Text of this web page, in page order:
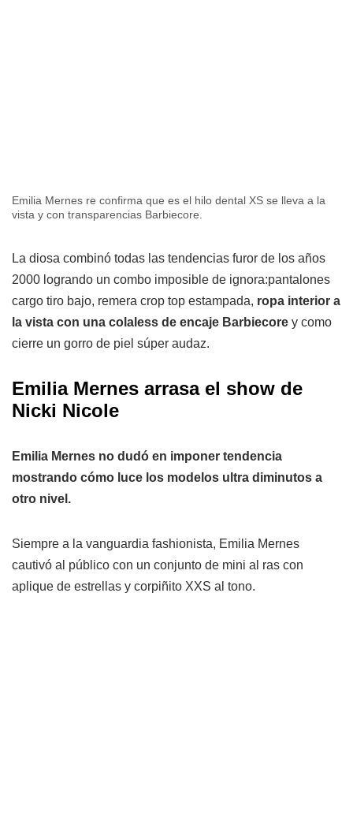
Emilia Mernes re confirma que es el hilo dental XS se lleva a la
vista y con transparencias Barbiecore.
La diosa combinó todas las tendencias furor de los años
2000 logrando un combo imposible de ignora:pantalones
cargo tiro bajo, remera crop top estampada, ropa interior a
la vista con una colaless de encaje Barbiecore y como
cierre un gorro de piel súper audaz.
Emilia Mernes arrasa el show de
Nicki Nicole
Emilia Mernes no dudó en imponer tendencia
mostrando cómo luce los modelos ultra diminutos a
otro nivel.
Siempre a la vanguardia fashionista, Emilia Mernes
cautivó al público con un conjunto de mini al ras con
aplique de estrellas y corpiñito XXS al tono.